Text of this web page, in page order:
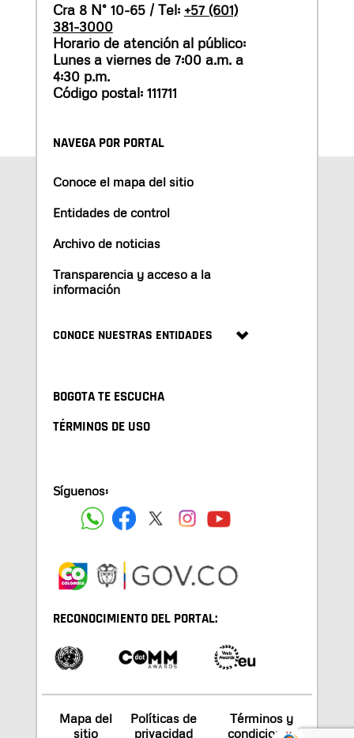
Cra 8 N° 10-65 / Tel: +57 (601)
381-3000
Horario de atención al público:
Lunes a viernes de 7:00 a.m. a
4:30 p.m.
Código postal: 111711
NAVEGA POR PORTAL
Conoce el mapa del sitio
Entidades de control
Archivo de noticias
Transparencia y acceso a la
información
CONOCE NUESTRAS ENTIDADES
BOGOTA TE ESCUCHA
TÉRMINOS DE USO
Síguenos:
RECONOCIMIENTO DEL PORTAL:
Mapa del
sitio
Políticas de
privacidad
Términos y
condiciones